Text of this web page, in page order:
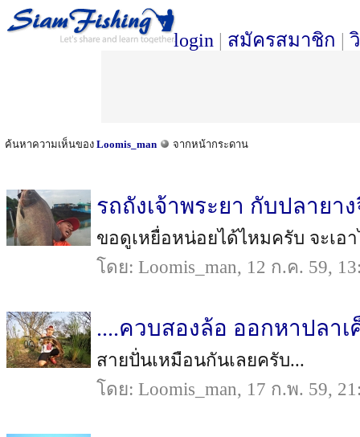
login | สมัครสมาชิก |
ค้นหาความเห็นของ Loomis_man จากหน้ากระดาน
รถถังเจ้าพระยา กับปลายา
ขอดูเหยื่อหน่อยได้ไหมครับ จะเอ
โดย: Loomis_man, 12 ก.ค. 59,
....ควบสองล้อ ออกหาปลาเ
สายปั่นเหมือนกันเลยครับ...
โดย: Loomis_man, 17 ก.พ. 59,